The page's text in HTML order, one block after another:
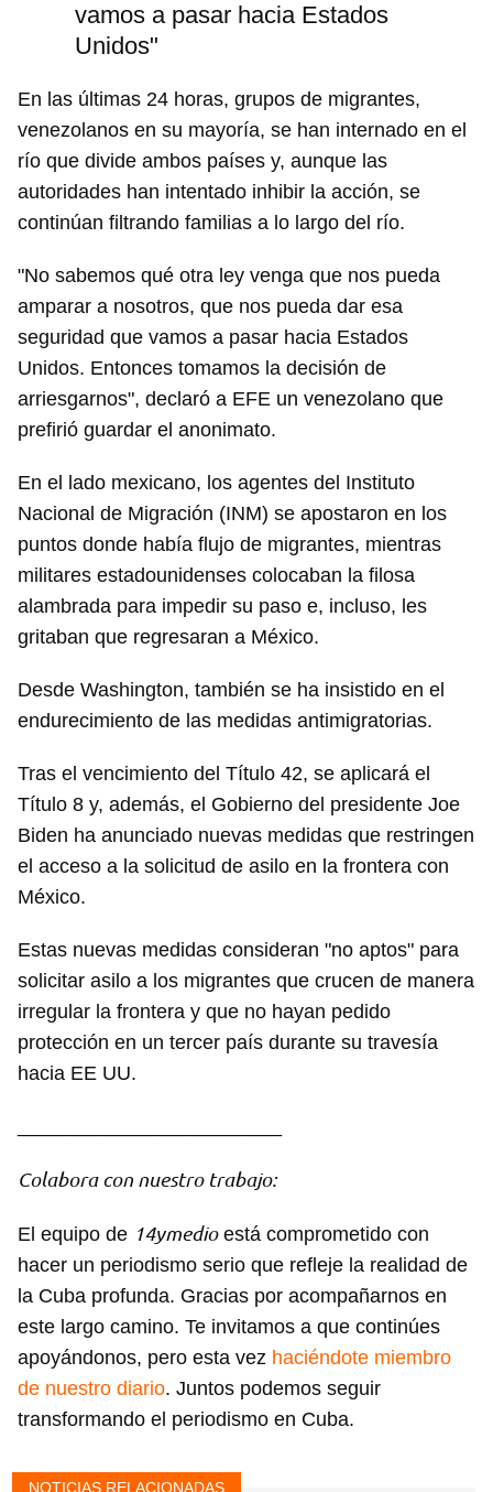
Guardar como favorito
Para poder guardar como favorito, primero has de
iniciar sesión con tu cuenta de 14ymedio.
CANCELAR
vamos a pasar hacia Estados
Unidos"
En las últimas 24 horas, grupos de migrantes,
venezolanos en su mayoría, se han internado en el
río que divide ambos países y, aunque las
autoridades han intentado inhibir la acción, se
continúan filtrando familias a lo largo del río.
"No sabemos qué otra ley venga que nos pueda
amparar a nosotros, que nos pueda dar esa
seguridad que vamos a pasar hacia Estados
Unidos. Entonces tomamos la decisión de
arriesgarnos", declaró a EFE un venezolano que
prefirió guardar el anonimato.
En el lado mexicano, los agentes del Instituto
Nacional de Migración (INM) se apostaron en los
puntos donde había flujo de migrantes, mientras
militares estadounidenses colocaban la filosa
alambrada para impedir su paso e, incluso, les
gritaban que regresaran a México.
Desde Washington, también se ha insistido en el
endurecimiento de las medidas antimigratorias.
Tras el vencimiento del Título 42, se aplicará el
Título 8 y, además, el Gobierno del presidente Joe
Biden ha anunciado nuevas medidas que restringen
el acceso a la solicitud de asilo en la frontera con
México.
Estas nuevas medidas consideran "no aptos" para
solicitar asilo a los migrantes que crucen de manera
irregular la frontera y que no hayan pedido
protección en un tercer país durante su travesía
hacia EE UU.
Colabora con nuestro trabajo:
El equipo de 14ymedioestá comprometido con
hacer un periodismo serio que refleje la realidad de
la Cuba profunda. Gracias por acompañarnos en
este largo camino. Te invitamos a que continúes
apoyándonos, pero esta vez haciéndote miembro
de nuestro diario. Juntos podemos seguir
transformando el periodismo en Cuba.
NOTICIAS RELACIONADAS